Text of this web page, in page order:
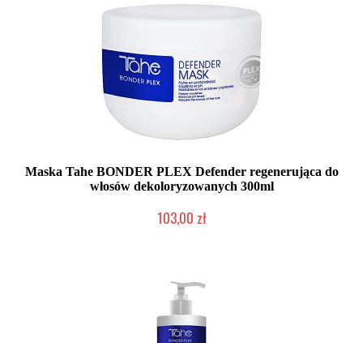
Maska Tahe BONDER PLEX Defender regenerująca do
włosów dekoloryzowanych 300ml
103,00 zł